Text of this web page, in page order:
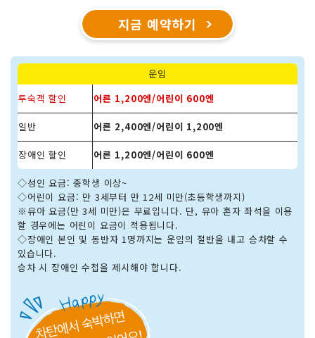
지금 예약하기
운임
투숙객 할인
어른 1,200엔/어린이 600엔
일반 어른 2,400엔/어린이 1,200엔
장애인 할인 어른 1,200엔/어린이 600엔
◇성인 요금: 중학생 이상~
◇어린이 요금: 만 3세부터 만 12세 미만(초등학생까지)
※유아 요금(만 3세 미만)은 무료입니다. 단, 유아 혼자 좌석을 이용
할 경우에는 어린이 요금이 적용됩니다.
◇장애인 본인 및 동반자 1명까지는 운임의 절반을 내고 승차할 수
있습니다.
승차 시 장애인 수첩을 제시해야 합니다.